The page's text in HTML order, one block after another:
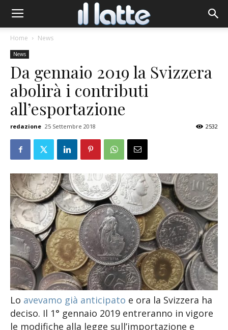
Home News
News
Da gennaio 2019 la Svizzera
abolirà i contributi
all’esportazione
redazione 25 Settembre 2018 2532
Lo avevamo già anticipato e ora la Svizzera ha
deciso. Il 1° gennaio 2019 entreranno in vigore
le modifiche alla legge sull’importazione e